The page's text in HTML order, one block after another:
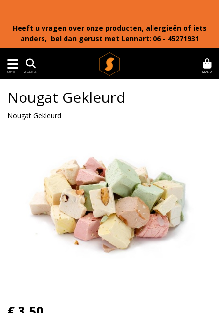
Heeft u vragen over onze producten, allergieën of iets
anders, bel dan gerust met Lennart: 06 - 45271931
MENU ZOEKEN MAND
Nougat Gekleurd
Nougat Gekleurd